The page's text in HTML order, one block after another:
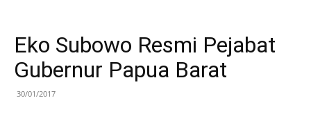
Eko Subowo Resmi Pejabat
Gubernur Papua Barat
30/01/2017